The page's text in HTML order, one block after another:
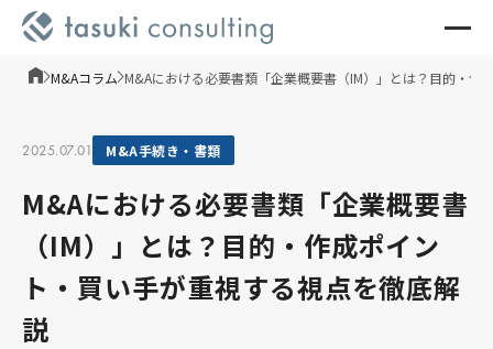
M&Aコラム M&Aにおける必要書類「企業概要書（IM）」とは？目的・
2025.07.01 M&A手続き・書類
M&Aにおける必要書類「企業概要書
（IM）」とは？目的・作成ポイン
ト・買い手が重視する視点を徹底解
説